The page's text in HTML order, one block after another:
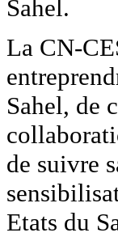
Sahel.
La CN-
Sahel, de
de suivre
Etats du